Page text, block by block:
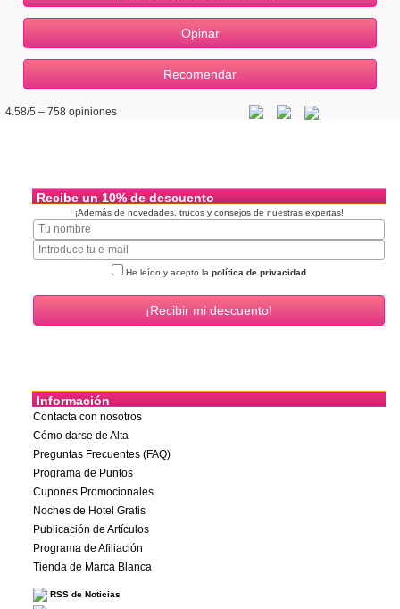
4.58/5 – 758 opiniones
Recibe un 10% de descuento
¡Además de novedades, trucos y consejos de nuestras expertas!
He leído y acepto la política de privacidad
Información
Contacta con nosotros
Cómo darse de Alta
Preguntas Frecuentes (FAQ)
Programa de Puntos
Cupones Promocionales
Noches de Hotel Gratis
Publicación de Artículos
Programa de Afiliación
Tienda de Marca Blanca
RSS de Noticias